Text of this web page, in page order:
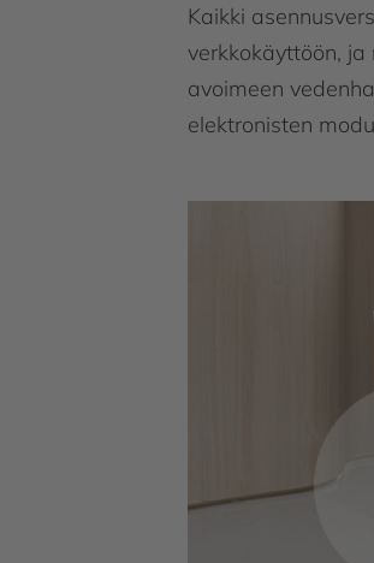
Kaikki
verkkokäyttöön,
avoimeen
elektronisten